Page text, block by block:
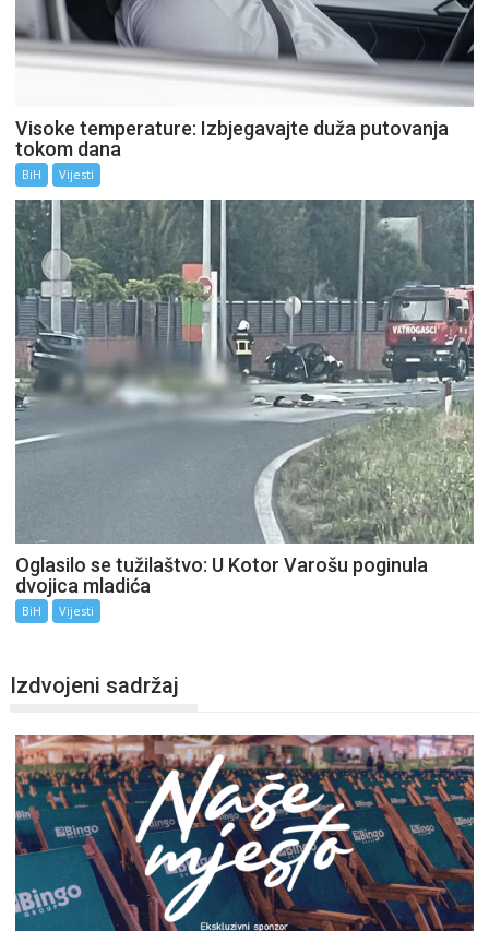
Visoke temperature: Izbjegavajte duža putovanja
tokom dana
BiH Vijesti
Oglasilo se tužilaštvo: U Kotor Varošu poginula
dvojica mladića
BiH Vijesti
Izdvojeni sadržaj